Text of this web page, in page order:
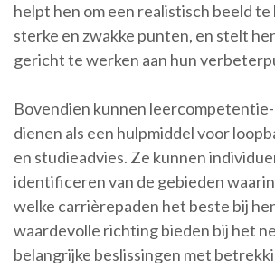
helpt hen om een realistisch beeld te
sterke en zwakke punten, en stelt
gericht te werken aan hun
Bovendien kunnen
dienen als een hulpmiddel voor
en studieadvies. Ze kunnen
identificeren van de gebieden
welke carrièrepaden het beste bij
waardevolle richting bieden bij het
belangrijke beslissingen met